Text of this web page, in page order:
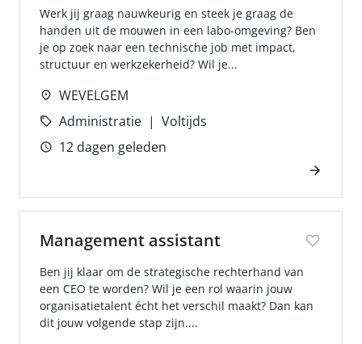
Werk jij graag nauwkeurig en steek je graag de
handen uit de mouwen in een labo-omgeving? Ben
je op zoek naar een technische job met impact,
structuur en werkzekerheid? Wil je...
WEVELGEM
Administratie
Voltijds
12 dagen geleden
Management assistant
Ben jij klaar om de strategische rechterhand van
een CEO te worden? Wil je een rol waarin jouw
organisatietalent écht het verschil maakt? Dan kan
dit jouw volgende stap zijn....